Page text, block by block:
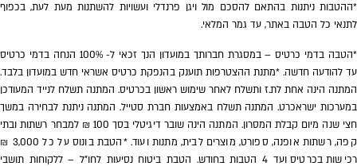
*ההטבות ניתנות בהתאם להסכם מול ויגן פרנדלי ועשויות להשתנות מעת לעת, בכפוף
לתנאי כל הטבה באתר, עד גמר המלאי.
*הטבה בדמי כרטיס – במסגרת חברותך במועדון הנך זכאי ל- 100% הנחה בדמי כרטיס
עד להודעה חדשה. *מתנת ההצטרפות תוענק בהנפקת כרטיס אשראי חדש במועדון בלבד.
המתנה הינה אחת לת.ז ותשלח לאחר שימוש ראשון בכרטיס. המתנה תשלח לנייד המעודכן
במערכות ישראכרט. המתנה תשלח באמצעות חברת סטייל. המתנה ניתנת לבחירה במשך
חצי שנה מיום קבלת המסרון. המתנה הינה שובר דיגיטלי בסך 100 ₪ למבחר רשתות ובתי
קפה, רשתות אופנה, ספורט, מוצרים לבית, מתנות ועוד. *הטבת בונוס על כל 3,000 ₪
רכישות בכרטיס ועד 4 הטבות בחודש. הטבת ביטוח נסיעות לחו"ל – ללקוחות תושבי